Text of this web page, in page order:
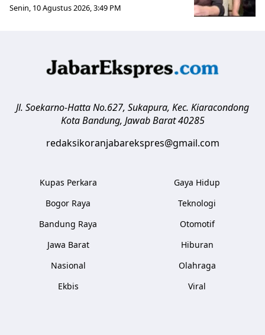
Senin, 10 Agustus 2026, 3:49 PM
Jl. Soekarno-Hatta No.627, Sukapura, Kec. Kiaracondong
Kota Bandung, Jawab Barat 40285
redaksikoranjabarekspres@gmail.com
Kupas Perkara
Bogor Raya
Bandung Raya
Jawa Barat
Nasional
Ekbis
Gaya Hidup
Teknologi
Otomotif
Hiburan
Olahraga
Viral